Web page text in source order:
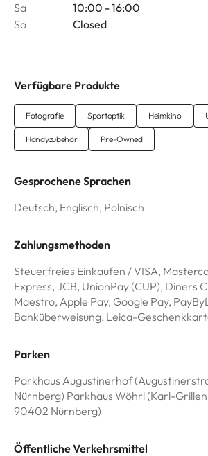
Sa
10:00 - 16:00
So
Closed
Verfügbare Produkte
Fotografie Sportoptik Heimkino
Handyzubehör Pre-Owned
Gesprochene Sprachen
Deutsch, Englisch, Polnisch
Zahlungsmethoden
Steuerfreies Einkaufen / VISA,
Express, JCB, UnionPay (CUP), Diners
Maestro, Apple Pay, Google Pay,
Banküberweisung, Leica-
Parken
Parkhaus Augustinerhof
Nürnberg) Parkhaus Wöhrl (Karl-
90402 Nürnberg)
Öffentliche Verkehrsmittel